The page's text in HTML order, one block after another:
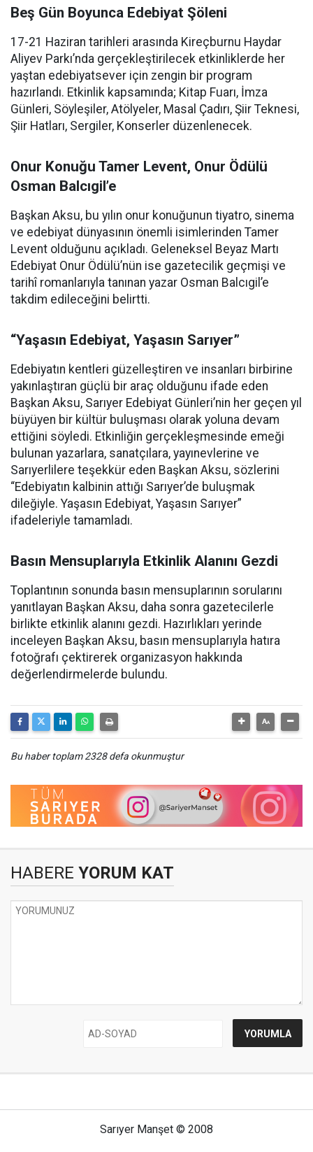
Beş Gün Boyunca Edebiyat Şöleni
17-21 Haziran tarihleri arasında Kireçburnu Haydar
Aliyev Parkı’nda gerçekleştirilecek etkinliklerde her
yaştan edebiyatsever için zengin bir program
hazırlandı. Etkinlik kapsamında; Kitap Fuarı, İmza
Günleri, Söyleşiler, Atölyeler, Masal Çadırı, Şiir Teknesi,
Şiir Hatları, Sergiler, Konserler düzenlenecek.
Onur Konuğu Tamer Levent, Onur Ödülü
Osman Balcıgil’e
Başkan Aksu, bu yılın onur konuğunun tiyatro, sinema
ve edebiyat dünyasının önemli isimlerinden Tamer
Levent olduğunu açıkladı. Geleneksel Beyaz Martı
Edebiyat Onur Ödülü’nün ise gazetecilik geçmişi ve
tarihî romanlarıyla tanınan yazar Osman Balcıgil’e
takdim edileceğini belirtti.
“Yaşasın Edebiyat, Yaşasın Sarıyer”
Edebiyatın kentleri güzelleştiren ve insanları birbirine
yakınlaştıran güçlü bir araç olduğunu ifade eden
Başkan Aksu, Sarıyer Edebiyat Günleri’nin her geçen yıl
büyüyen bir kültür buluşması olarak yoluna devam
ettiğini söyledi. Etkinliğin gerçekleşmesinde emeği
bulunan yazarlara, sanatçılara, yayınevlerine ve
Sarıyerlilere teşekkür eden Başkan Aksu, sözlerini
“Edebiyatın kalbinin attığı Sarıyer’de buluşmak
dileğiyle. Yaşasın Edebiyat, Yaşasın Sarıyer”
ifadeleriyle tamamladı.
Basın Mensuplarıyla Etkinlik Alanını Gezdi
Toplantının sonunda basın mensuplarının sorularını
yanıtlayan Başkan Aksu, daha sonra gazetecilerle
birlikte etkinlik alanını gezdi. Hazırlıkları yerinde
inceleyen Başkan Aksu, basın mensuplarıyla hatıra
fotoğrafı çektirerek organizasyon hakkında
değerlendirmelerde bulundu.
Bu haber toplam 2328 defa okunmuştur
HABERE YORUM KAT
Sarıyer Manşet © 2008